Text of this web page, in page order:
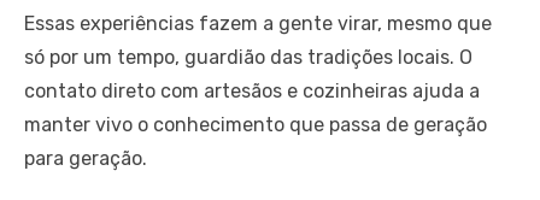
Essas experiências fazem a gente virar, mesmo que
só por um tempo, guardião das tradições locais. O
contato direto com artesãos e cozinheiras ajuda a
manter vivo o conhecimento que passa de geração
para geração.